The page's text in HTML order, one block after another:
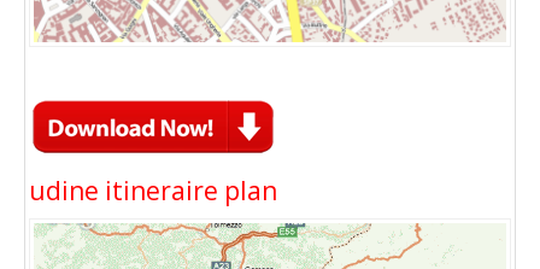
udine itineraire plan